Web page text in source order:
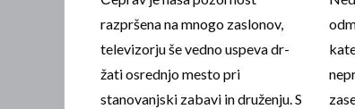
razpršena na mnogo zaslonov,
televizorju še vedno uspeva dr­
ža­ti osrednjo mesto pri
stanovanjski zabavi in druže­nju. S